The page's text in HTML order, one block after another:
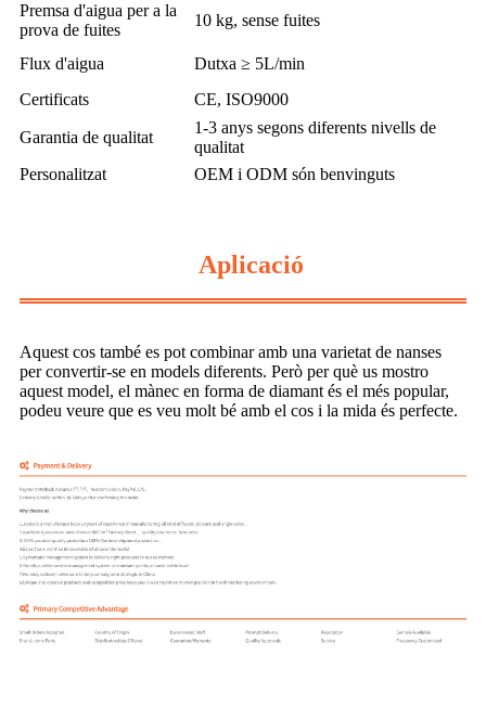
Premsa d'aigua per a la
prova de fuites
10 kg, sense fuites
Flux d'aigua
Dutxa ≥ 5L/min
Certificats
CE, ISO9000
Garantia de qualitat
1-3 anys segons diferents nivells de
qualitat
Personalitzat
OEM i ODM són benvinguts
Aplicació
Aquest cos també es pot combinar amb una varietat de nanses
per convertir-se en models diferents. Però per què us mostro
aquest model, el mànec en forma de diamant és el més popular,
podeu veure que es veu molt bé amb el cos i la mida és perfecte.